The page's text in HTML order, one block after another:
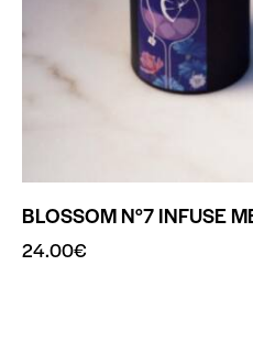
BLOSSOM N°7 INFUSE
24.00€